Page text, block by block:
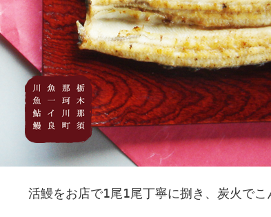
活鰻をお店で1尾1尾丁寧に捌き、炭火でこ